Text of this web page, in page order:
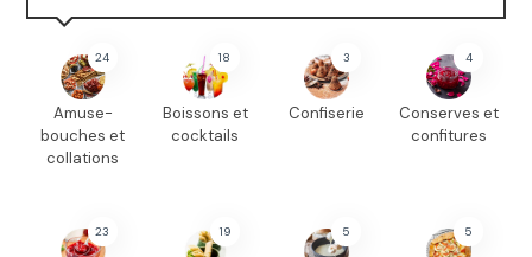
24
Amuse-
bouches et
collations
18
Boissons et
cocktails
3
Confiserie
4
Conserves et
confitures
23 19 5 5